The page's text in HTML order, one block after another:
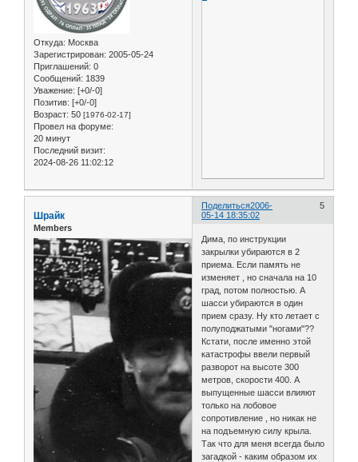
Откуда: Москва
Зарегистрирован: 2005-05-24
Приглашений: 0
Сообщений: 1839
Уважение: [+0/-0]
Позитив: [+0/-0]
Возраст: 50 [1976-02-17]
Провел на форуме:
20 минут
Последний визит:
2024-08-26 11:02:12
Поделиться 5
2006-
05-14 18:35:02
Шрайк
Members
Дима, по инструкции
закрылки убираются в 2
приема. Если память не
изменяет , но сначала на 10
град, потом полностью. А
шасси убираются в один
прием сразу. Ну кто летает с
полуподжатыми "ногами"??
Кстати, после именно этой
катастрофы ввели первый
разворот на высоте 300
метров, скорости 400. А
выпущенные шасси влияют
только на лобовое
сопротивление , но никак не
на подъемную силу крыла.
Так что для меня всегда было
загадкой - каким образом их